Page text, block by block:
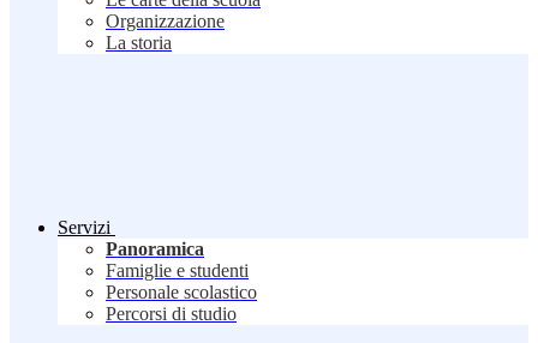
Organizzazione
La storia
Servizi
Panoramica
Famiglie e studenti
Personale scolastico
Percorsi di studio